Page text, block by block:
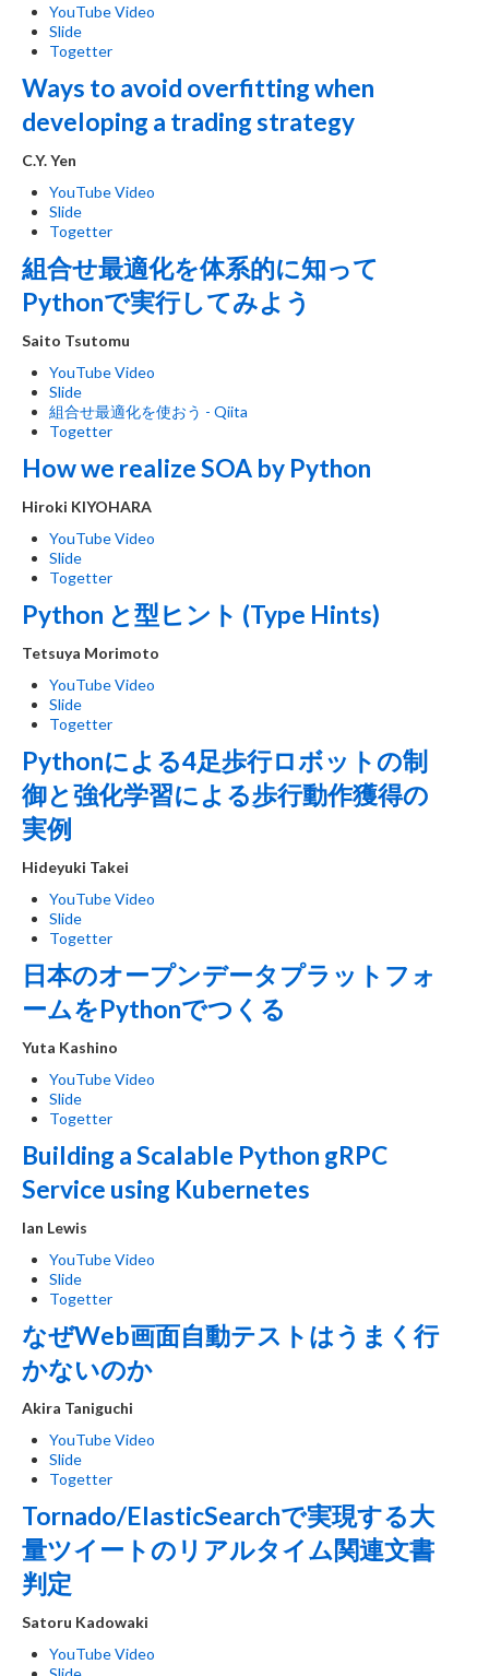
YouTube Video
Slide
Togetter
Ways to avoid overfitting when
developing a trading strategy
C.Y. Yen
YouTube Video
Slide
Togetter
組合せ最適化を体系的に知って
Pythonで実行してみよう
Saito Tsutomu
YouTube Video
Slide
組合せ最適化を使おう - Qiita
Togetter
How we realize SOA by Python
Hiroki KIYOHARA
YouTube Video
Slide
Togetter
Python と型ヒント (Type Hints)
Tetsuya Morimoto
YouTube Video
Slide
Togetter
Pythonによる4足歩行ロボットの制
御と強化学習による歩行動作獲得の
実例
Hideyuki Takei
YouTube Video
Slide
Togetter
日本のオープンデータプラットフォ
ームをPythonでつくる
Yuta Kashino
YouTube Video
Slide
Togetter
Building a Scalable Python gRPC
Service using Kubernetes
Ian Lewis
YouTube Video
Slide
Togetter
なぜWeb画面自動テストはうまく行
かないのか
Akira Taniguchi
YouTube Video
Slide
Togetter
Tornado/ElasticSearchで実現する大
量ツイートのリアルタイム関連文書
判定
Satoru Kadowaki
YouTube Video